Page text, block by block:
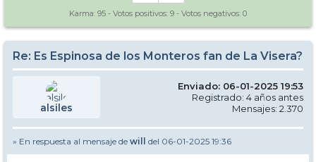
Karma: 95 - Votos positivos: 9 - Votos negativos: 0
Re: Es Espinosa de los Monteros fan de La Visera?
alsiles
Enviado: 06-01-2025 19:53
Registrado: 4 años antes
Mensajes: 2.370
» En respuesta al mensaje de will del 06-01-2025 19:36